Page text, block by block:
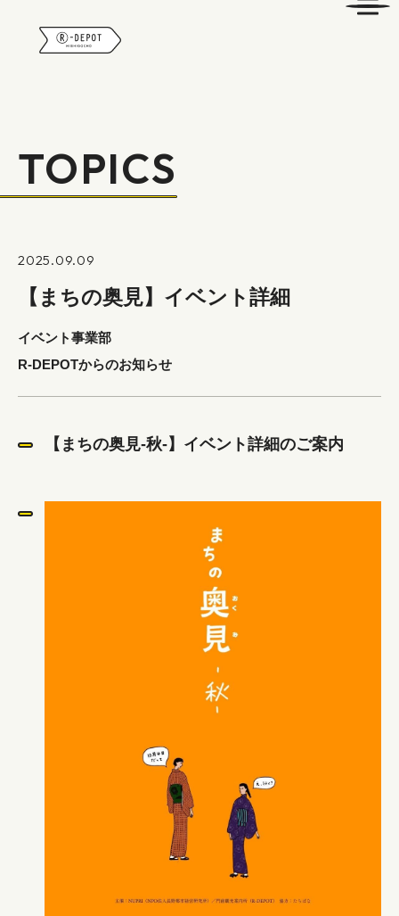
TOPICS
2025.09.09
【まちの奥見】イベント詳細
イベント事業部
R-DEPOTからのお知らせ
【まちの奥見-秋-】イベント詳細のご案内